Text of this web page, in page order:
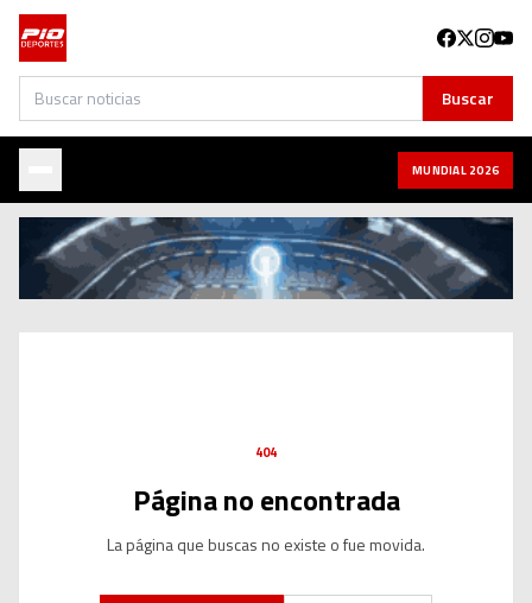
Buscar Buscar
MUNDIAL 2026
404
Página no encontrada
La página que buscas no existe o fue movida.